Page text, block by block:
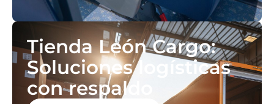
Tienda León Cargo:
Soluciones logísticas
con respaldo